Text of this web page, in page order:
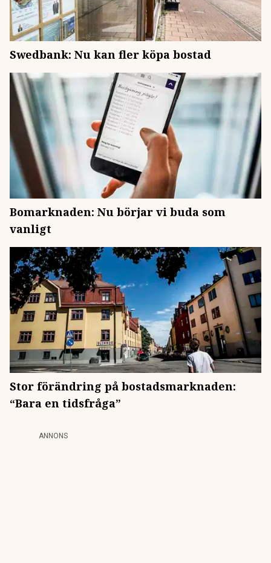
Swedbank: Nu kan fler köpa bostad
Bomarknaden: Nu börjar vi buda som
vanligt
Stor förändring på bostadsmarknaden:
“Bara en tidsfråga”
ANNONS